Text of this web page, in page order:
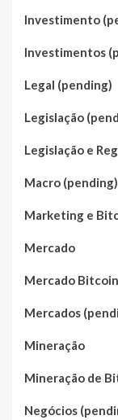
Investimento
Investimentos
Legal (pending)
Legislação
Legislação e
Macro (pending)
Marketing e
Mercado
Mercado
Mercados
Mineração
Mineração de
Negócios